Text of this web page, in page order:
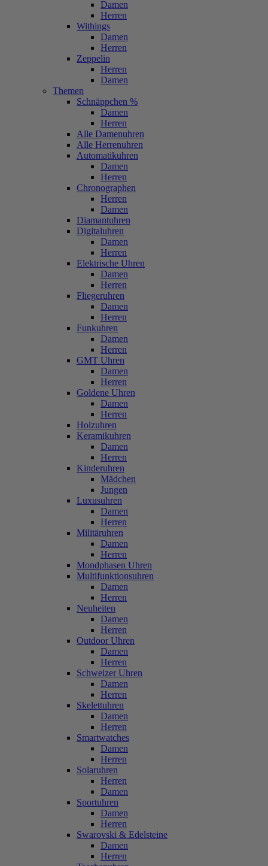
Damen
Herren
Withings
Damen
Herren
Zeppelin
Herren
Damen
Themen
Schnäppchen %
Damen
Herren
Alle Damenuhren
Alle Herrenuhren
Automatikuhren
Damen
Herren
Chronographen
Herren
Damen
Diamantuhren
Digitaluhren
Damen
Herren
Elektrische Uhren
Damen
Herren
Fliegeruhren
Damen
Herren
Funkuhren
Damen
Herren
GMT Uhren
Damen
Herren
Goldene Uhren
Damen
Herren
Holzuhren
Keramikuhren
Damen
Herren
Kinderuhren
Mädchen
Jungen
Luxusuhren
Damen
Herren
Militäruhren
Damen
Herren
Mondphasen Uhren
Multifunktionsuhren
Damen
Herren
Neuheiten
Damen
Herren
Outdoor Uhren
Damen
Herren
Schweizer Uhren
Damen
Herren
Skelettuhren
Damen
Herren
Smartwatches
Damen
Herren
Solaruhren
Herren
Damen
Sportuhren
Damen
Herren
Swarovski & Edelsteine
Damen
Herren